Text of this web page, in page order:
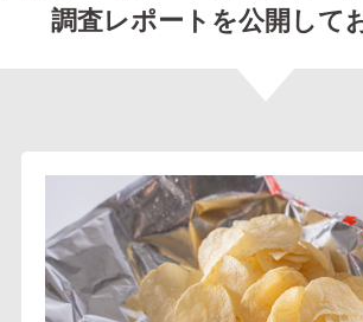
調査レポートを公開して